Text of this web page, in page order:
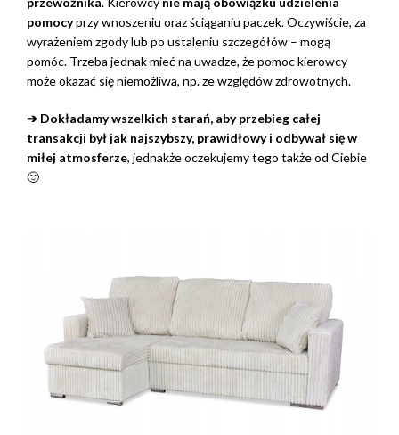
pomocyprzy wnoszeniu oraz ściąganiu paczek. Oczywiście, za
wyrażeniem zgody lub po ustaleniu szczegółów – mogą
pomóc. Trzeba jednak mieć na uwadze, że pomoc kierowcy
może okazać się niemożliwa, np. ze względów zdrowotnych.
➔ Dokładamy wszelkich starań, aby przebieg całej
transakcji był jak najszybszy, prawidłowy i odbywał się w
miłej atmosferze, jednakże oczekujemy tego także od Ciebie
🙂